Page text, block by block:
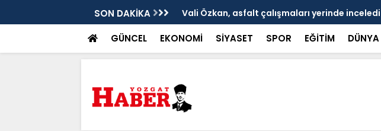
SON DAKİKA Vali Özkan, asfalt çalışmaları yerinde inceledi
GÜNCEL EKONOMİ SİYASET SPOR EĞİTİM DÜNYA